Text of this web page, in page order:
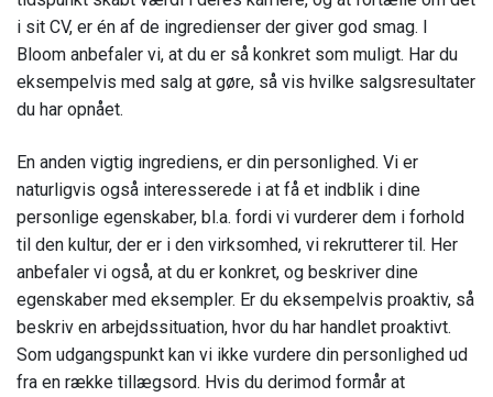
i sit CV, er én af de ingredienser der giver god smag. I
Bloom anbefaler vi, at du er så konkret som muligt. Har du
eksempelvis med salg at gøre, så vis hvilke salgsresultater
du har opnået.
En anden vigtig ingrediens, er din personlighed. Vi er
naturligvis også interesserede i at få et indblik i dine
personlige egenskaber, bl.a. fordi vi vurderer dem i forhold
til den kultur, der er i den virksomhed, vi rekrutterer til. Her
anbefaler vi også, at du er konkret, og beskriver dine
egenskaber med eksempler. Er du eksempelvis proaktiv, så
beskriv en arbejdssituation, hvor du har handlet proaktivt.
Som udgangspunkt kan vi ikke vurdere din personlighed ud
fra en række tillægsord. Hvis du derimod formår at